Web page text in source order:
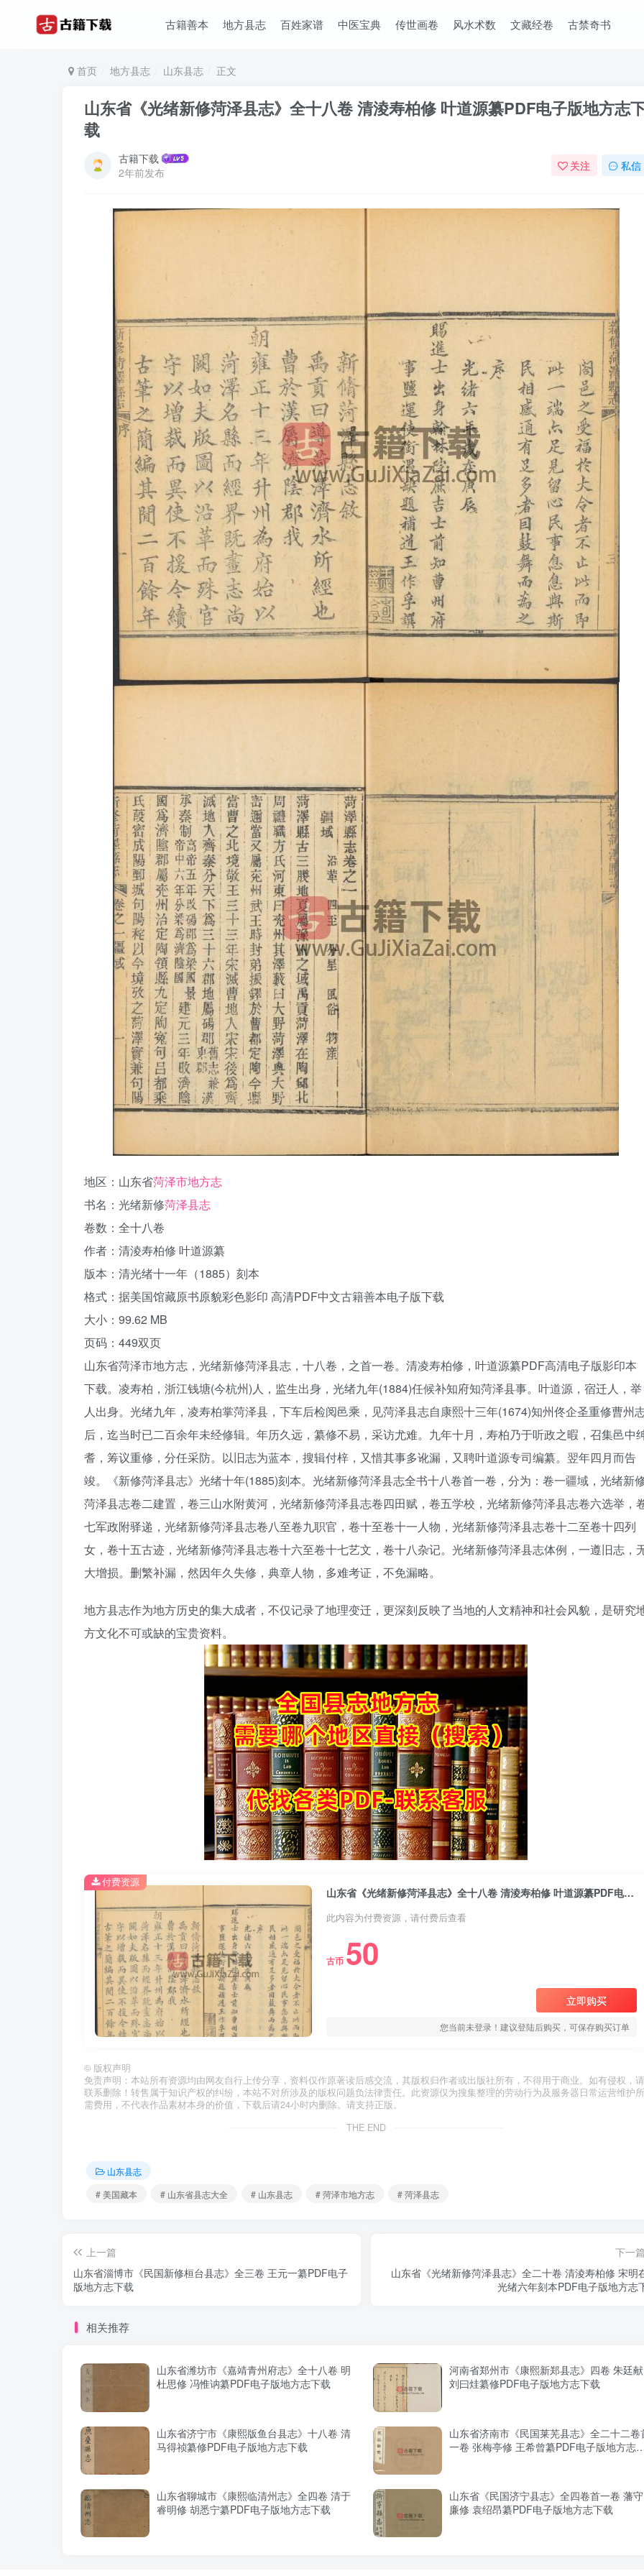
古籍善本 地方县志 百姓家谱 中医宝典 传世画卷 风水术数 文藏经卷 古禁奇书
首页 地方县志 山东县志 正文
山东省《光绪新修菏泽县志》全十八卷 清淩寿柏修 叶道源纂PDF电子版地方志
载
古籍下载
2年前发布
关注 私信
地区：山东省菏泽市地方志
书名：光绪新修菏泽县志
卷数：全十八卷
作者：清淩寿柏修 叶道源纂
版本：清光绪十一年（1885）刻本
格式：据美国馆藏原书原貌彩色影印 高清PDF中文古籍善本电子版下载
大小：99.62 MB
页码：449双页
山东省菏泽市地方志，光绪新修菏泽县志，十八卷，之首一卷。清凌寿柏修，叶道源纂PDF高清电子版影印本
下载。凌寿柏，浙江钱塘(今杭州)人，监生出身，光绪九年(1884)任候补知府知菏泽县事。叶道源，宿迁人，举
人出身。光绪九年，凌寿柏掌菏泽县，下车后检阅邑乘，见菏泽县志自康熙十三年(1674)知州佟企圣重修曹州
后，迄当时已二百余年未经修辑。年历久远，纂修不易，采访尤难。九年十月，寿柏乃于听政之暇，召集邑中
耆，筹议重修，分任采防。以旧志为蓝本，搜辑付梓，又惜其事多讹漏，又聘叶道源专司编纂。翌年四月而告
竣。《新修菏泽县志》光绪十年(1885)刻本。光绪新修菏泽县志全书十八卷首一卷，分为：卷一疆域，光绪新
菏泽县志卷二建置，卷三山水附黄河，光绪新修菏泽县志卷四田赋，卷五学校，光绪新修菏泽县志卷六选举，
七军政附驿递，光绪新修菏泽县志卷八至卷九职官，卷十至卷十一人物，光绪新修菏泽县志卷十二至卷十四列
女，卷十五古迹，光绪新修菏泽县志卷十六至卷十七艺文，卷十八杂记。光绪新修菏泽县志体例，一遵旧志，
大增损。删繁补漏，然因年久失修，典章人物，多难考证，不免漏略。
地方县志作为地方历史的集大成者，不仅记录了地理变迁，更深刻反映了当地的人文精神和社会风貌，是研究
方文化不可或缺的宝贵资料。
山东省《光绪新修菏泽县志》全十八卷 清淩寿柏修 叶道源纂PDF电子版地方志下载
此内容为付费资源，请付费后查看
古币 50
立即购买
您当前未登录！建议登陆后购买，可保存购买订单
付费资源
© 版权声明
免责声明：本站所有资源均由网友自行上传分享，资料仅作原著读后感交流，其版权归作者或出版社所有，不得用于商业。如有侵权，请
联系删除！转售属于知识产权的纠纷，本站不对所涉及的版权问题负法律责任。此资源仅为搜集整理的劳动行为及服务器日常运营维护所
需费用，不代表作品素材本身的价值，下载后请24小时内删除。请支持正版。
THE END
山东县志
# 美国藏本
# 山东省县志大全 # 山东县志 # 菏泽市地方志 # 菏泽县志
上一篇
山东省淄博市《民国新修桓台县志》全三卷 王元一纂PDF电子
版地方志下载
下一篇
山东省《光绪新修菏泽县志》全二十卷 清淩寿柏修 宋明
光绪六年刻本PDF电子版地方志
相关推荐
山东省潍坊市《嘉靖青州府志》全十八卷 明
杜思修 冯惟讷纂PDF电子版地方志下载
河南省郑州市《康熙新郑县志》四卷 朱廷献
刘曰烓纂修PDF电子版地方志下载
山东省济宁市《康熙版鱼台县志》十八卷 清
马得祯纂修PDF电子版地方志下载
山东省济南市《民国莱芜县志》全二十二卷
一卷 张梅亭修 王希曾纂PDF电子版地方志
山东省聊城市《康熙临清州志》全四卷 清于
睿明修 胡悉宁纂PDF电子版地方志下载
山东省《民国济宁县志》全四卷首一卷 藩守
廉修 袁绍昂纂PDF电子版地方志下载